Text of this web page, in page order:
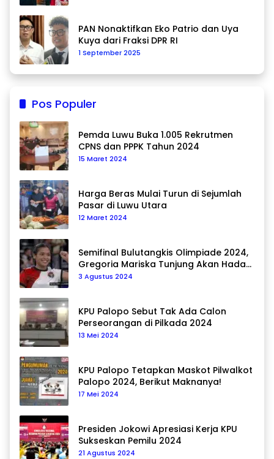
PAN Nonaktifkan Eko Patrio dan Uya
Kuya dari Fraksi DPR RI
1 September 2025
Pos Populer
Pemda Luwu Buka 1.005 Rekrutmen
CPNS dan PPPK Tahun 2024
15 Maret 2024
Harga Beras Mulai Turun di Sejumlah
Pasar di Luwu Utara
12 Maret 2024
Semifinal Bulutangkis Olimpiade 2024,
Gregoria Mariska Tunjung Akan Hadapi
Pemain Asal Korea Selatan
3 Agustus 2024
KPU Palopo Sebut Tak Ada Calon
Perseorangan di Pilkada 2024
13 Mei 2024
KPU Palopo Tetapkan Maskot Pilwalkot
Palopo 2024, Berikut Maknanya!
17 Mei 2024
Presiden Jokowi Apresiasi Kerja KPU
Sukseskan Pemilu 2024
21 Agustus 2024